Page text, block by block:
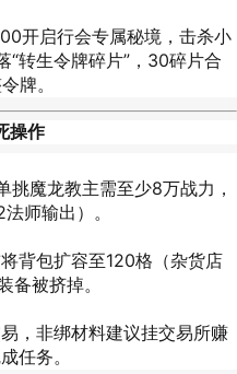
开启行会专属秘境，击杀小
“转生令牌碎片”，30碎片合
牌。
操作
挑魔龙教主需至少8万战力，
师输出）。
背包扩容至120格（杂货店
备被挤掉。
，非绑材料建议挂交易所赚
任务。